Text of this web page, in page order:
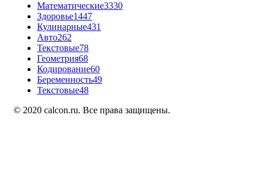
Математические3330
Здоровье1447
Кулинарные431
Авто262
Текстовые78
Геометрия68
Кодирование60
Беременность49
Текстовые48
© 2020 calcon.ru. Все права защищены.